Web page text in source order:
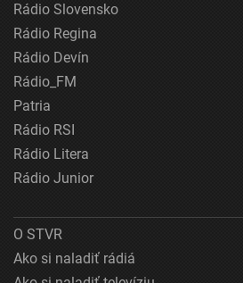
Rádio Slovensko
Rádio Regina
Rádio Devín
Rádio_FM
Patria
Rádio RSI
Rádio Litera
Rádio Junior
O STVR
Ako si naladiť rádiá